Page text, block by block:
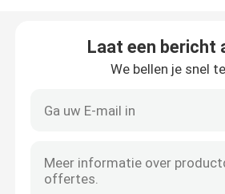
Medische 3D Printer
Laat een bericht
We bellen je snel